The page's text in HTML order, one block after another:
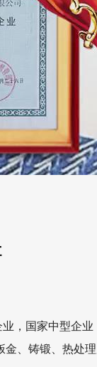
，国家中型企
、铸锻、热处